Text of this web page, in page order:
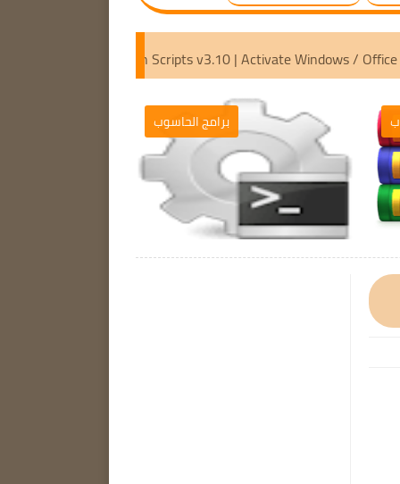
Microsoft Activation Scripts v3.10 | Activate
برامج الحاسوب